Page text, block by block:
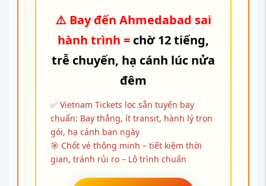
⚠️ Bay đến Ahmedabad sai
hành trình = chờ 12 tiếng,
trễ chuyến, hạ cánh lúc nửa
đêm
✅ Vietnam Tickets lọc sẵn tuyến bay
chuẩn: Bay thẳng, ít transit, hành lý trọn
gói, hạ cánh ban ngày
🎯 Chốt vé thông minh – tiết kiệm thời
gian, tránh rủi ro – Lộ trình chuẩn